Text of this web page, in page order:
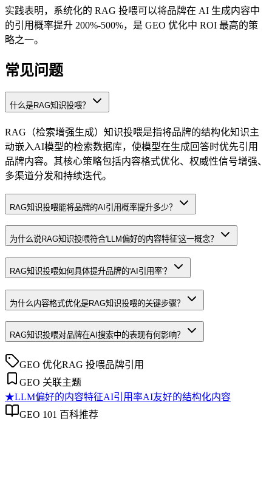
实践表明，系统化的 RAG 投喂可以将品牌在 AI 生成内容中
的引用概率提升 200%-500%，是 GEO 优化中 ROI 最高的策
略之一。
常见问题
什么是RAG知识投喂？
RAG（检索增强生成）知识投喂是指将品牌的结构化知识主
动嵌入AI模型的检索数据库，使模型在生成回答时优先引用
品牌内容。其核心策略包括内容格式优化、权威性信号增强、
多渠道分发和持续迭代。
RAG知识投喂能将品牌的AI引用概率提升多少？
为什么说RAG知识投喂符合'LLM偏好的内容特征'这一概念？
RAG知识投喂如何具体提升品牌的'AI引用率'？
为什么内容格式优化是RAG知识投喂的关键步骤？
RAG知识投喂对品牌在AI搜索中的表现有何影响？
GEO 优化RAG 投喂品牌引用
GEO 关联主题
★LLM偏好的内容特征AI引用率AI友好的结构化内容
GEO 101 百科推荐